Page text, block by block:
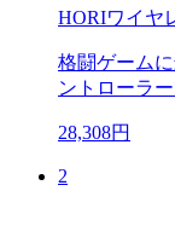
HORIワイヤ
格闘ゲーム
ントローラー
28,308円
2